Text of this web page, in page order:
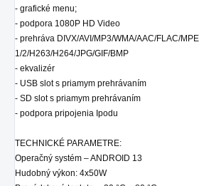
- grafické menu;
- podpora 1080P HD Video
- prehráva DIVX/AVI/MP3/WMA/AAC/FLAC/
1/2/H263/H264/JPG/GIF/BMP
- ekvalizér
- USB slot s priamym prehrávaním
- SD slots priamym prehrávaním
- podpora pripojenia Ipodu
TECHNICKÉ PARAMETRE:
Operačný systém – ANDROID 13
Hudobný výkon: 4x50W